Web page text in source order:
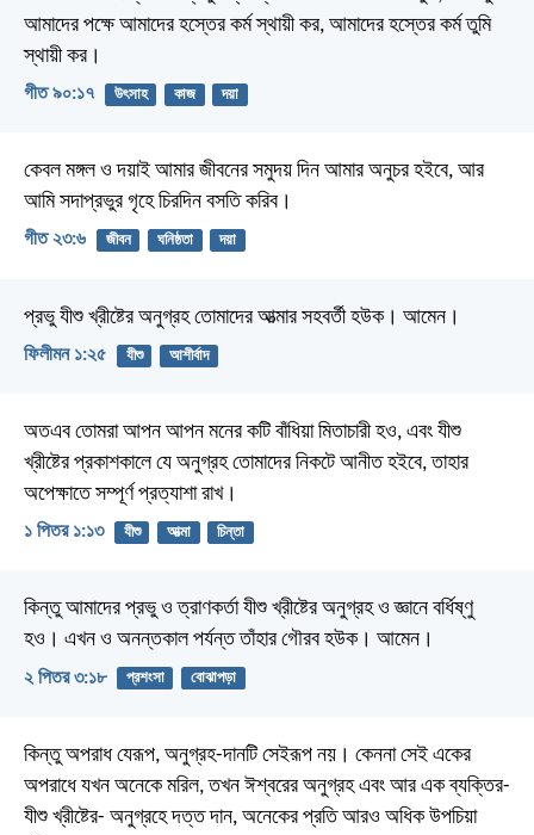
আমাদের পক্ষে আমাদের হস্তের কর্ম স্থায়ী কর, আমাদের হস্তের কর্ম তুমি
স্থায়ী কর।
গীত ৯০:১৭ উৎসাহ কাজ দয়া
কেবল মঙ্গল ও দয়াই আমার জীবনের সমুদয় দিন আমার অনুচর হইবে, আর
আমি সদাপ্রভুর গৃহে চিরদিন বসতি করিব।
গীত ২৩:৬ জীবন ঘনিষ্ঠতা দয়া
প্রভু যীশু খ্রীষ্টের অনুগ্রহ তোমাদের আত্মার সহবর্তী হউক। আমেন।
ফিলীমন ১:২৫ যীশু আশীর্বাদ
অতএব তোমরা আপন আপন মনের কটি বাঁধিয়া মিতাচারী হও, এবং যীশু
খ্রীষ্টের প্রকাশকালে যে অনুগ্রহ তোমাদের নিকটে আনীত হইবে, তাহার
অপেক্ষাতে সম্পূর্ণ প্রত্যাশা রাখ।
১ পিতর ১:১৩ যীশু আত্মা চিন্তা
কিন্তু আমাদের প্রভু ও ত্রাণকর্তা যীশু খ্রীষ্টের অনুগ্রহ ও জ্ঞানে বর্ধিষ্ণু
হও। এখন ও অনন্তকাল পর্যন্ত তাঁহার গৌরব হউক। আমেন।
২ পিতর ৩:১৮ প্রশংসা বোঝাপড়া
কিন্তু অপরাধ যেরূপ, অনুগ্রহ-দানটি সেইরূপ নয়। কেননা সেই একের
অপরাধে যখন অনেকে মরিল, তখন ঈশ্বরের অনুগ্রহ এবং আর এক ব্যক্তির-
যীশু খ্রীষ্টের- অনুগ্রহে দত্ত দান, অনেকের প্রতি আরও অধিক উপচিয়া